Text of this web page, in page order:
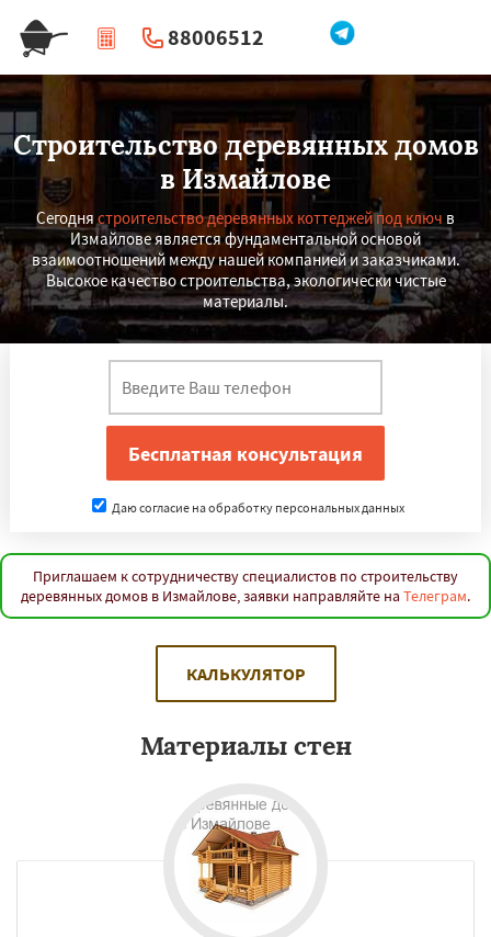
88006512
| Перезвоните мне
Строительство деревянных домов
в Измайлове
Сегодня строительство деревянных коттеджей под ключ в
Измайлове является фундаментальной основой
взаимоотношений между нашей компанией и заказчиками.
Высокое качество строительства, экологически чистые
материалы.
Даю согласие на обработку персональных данных
Приглашаем к сотрудничеству специалистов по строительству
деревянных домов в Измайлове, заявки направляйте на Телеграм.
КАЛЬКУЛЯТОР
Материалы стен